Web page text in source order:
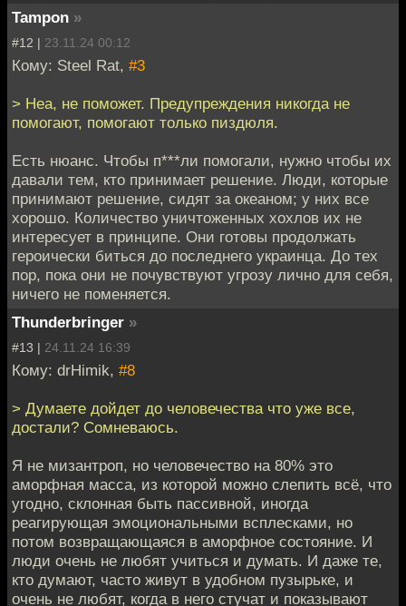
Tampon »
#12 | 23.11.24 00:12
Кому: Steel Rat, #3
> Неа, не поможет. Предупреждения никогда не
помогают, помогают только пиздюля.
Есть нюанс. Чтобы п***ли помогали, нужно чтобы их
давали тем, кто принимает решение. Люди, которые
принимают решение, сидят за океаном; у них все
хорошо. Количество уничтоженных хохлов их не
интересует в принципе. Они готовы продолжать
героически биться до последнего украинца. До тех
пор, пока они не почувствуют угрозу лично для себя,
ничего не поменяется.
Thunderbringer »
#13 | 24.11.24 16:39
Кому: drHimik, #8
> Думаете дойдет до человечества что уже все,
достали? Сомневаюсь.
Я не мизантроп, но человечество на 80% это
аморфная масса, из которой можно слепить всё, что
угодно, склонная быть пассивной, иногда
реагирующая эмоциональными всплесками, но
потом возвращающаяся в аморфное состояние. И
люди очень не любят учиться и думать. И даже те,
кто думают, часто живут в удобном пузырьке, и
очень не любят, когда в него стучат и показывают